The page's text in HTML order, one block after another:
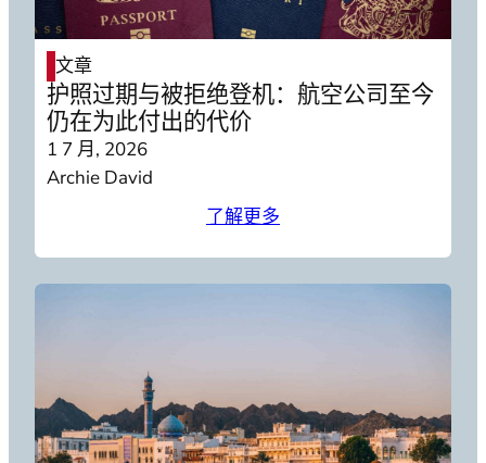
文章
护照过期与被拒绝登机：航空公司至今
仍在为此付出的代价
1 7 月, 2026
Archie David
了解更多